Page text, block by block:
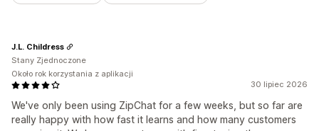
30 lipiec 2026
We've only been using ZipChat for a few weeks, but so far are
really happy with how fast it learns and how many customers
J.L. Childress
Stany Zjednoczone
Około rok korzystania z aplikacji